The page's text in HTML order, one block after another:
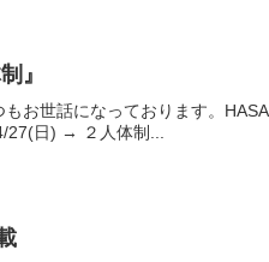
』
お世話になっております。
27(日) → ２人体制...